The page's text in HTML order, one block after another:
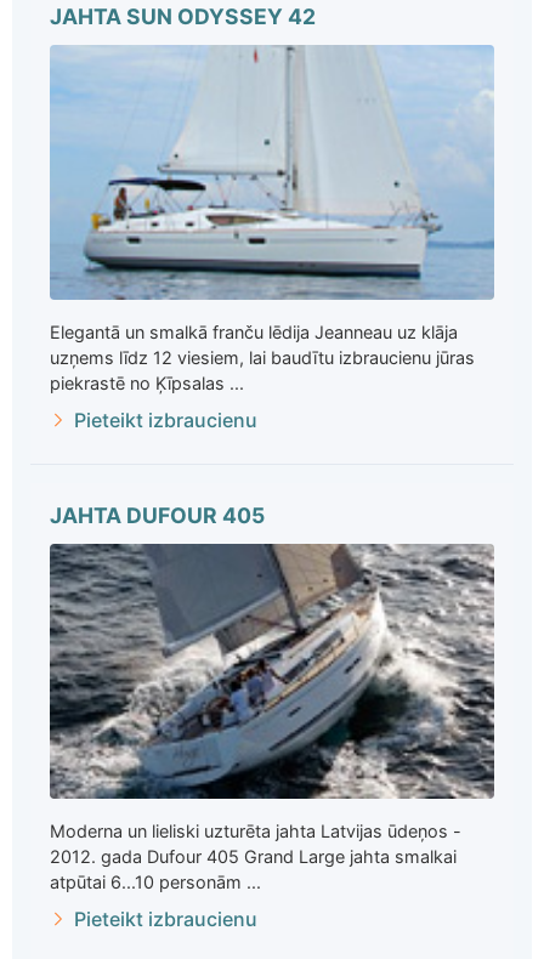
JAHTA SUN ODYSSEY 42
Elegantā un smalkā franču lēdija Jeanneau uz klāja
uzņems līdz 12 viesiem, lai baudītu izbraucienu jūras
piekrastē no Ķīpsalas ...
Pieteikt izbraucienu
JAHTA DUFOUR 405
Moderna un lieliski uzturēta jahta Latvijas ūdeņos -
2012. gada Dufour 405 Grand Large jahta smalkai
atpūtai 6...10 personām ...
Pieteikt izbraucienu